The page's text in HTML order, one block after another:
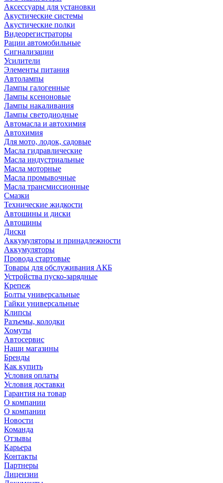
Аксессуары для установки
Акустические системы
Акустические полки
Видеорегистраторы
Рации автомобильные
Сигнализации
Усилители
Элементы питания
Автолампы
Лампы галогенные
Лампы ксеноновые
Лампы накаливания
Лампы светодиодные
Автомасла и автохимия
Автохимия
Для мото, лодок, садовые
Масла гидравлические
Масла индустриальные
Масла моторные
Масла промывочные
Масла трансмиссионные
Смазки
Технические жидкости
Автошины и диски
Автошины
Диски
Аккумуляторы и принадлежности
Аккумуляторы
Провода стартовые
Товары для обслуживания АКБ
Устройства пуско-зарядные
Крепеж
Болты универсальные
Гайки универсальные
Клипсы
Разъемы, колодки
Хомуты
Автосервис
Наши магазины
Бренды
Как купить
Условия оплаты
Условия доставки
Гарантия на товар
О компании
О компании
Новости
Команда
Отзывы
Карьера
Контакты
Партнеры
Лицензии